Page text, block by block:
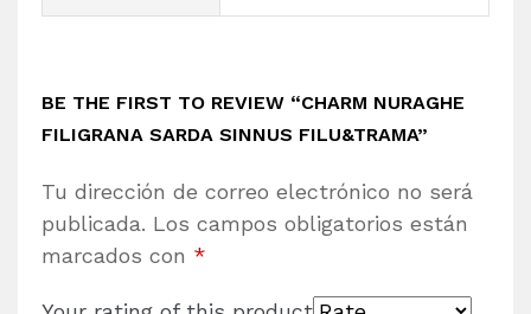
BE THE FIRST TO REVIEW “CHARM NURAGHE
FILIGRANA SARDA SINNUS FILU&TRAMA”
Tu dirección de correo electrónico no será
publicada. Los campos obligatorios están
marcados con *